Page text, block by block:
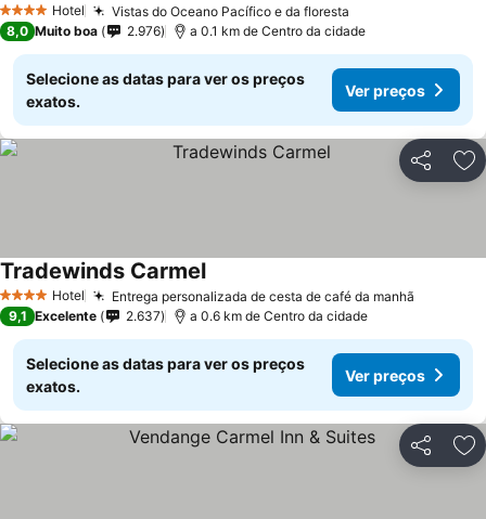
4 EstrelasHotel Vistas do Oceano Pacífico e da floresta
8,0 Muito boa 2.976 a 0.1 km de Centro da cidade
Selecione as datas para ver os preços
exatos.
Ver preços
Partilhar
4 EstrelasHotel Entrega personalizada de cesta de café da manhã
Tradewinds Carmel
9,1 Excelente 2.637 a 0.6 km de Centro da cidade
Selecione as datas para ver os preços
exatos.
Ver preços
Partilhar